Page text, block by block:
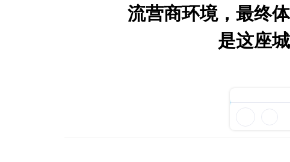
流营商环境，最终
是这座